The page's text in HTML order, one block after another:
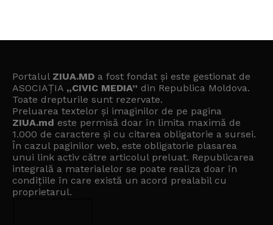
Portalul ZIUA.MD a fost fondat și este gestionat de
ASOCIAȚIA „CIVIC MEDIA” din Republica Moldova.
Toate drepturile sunt rezervate.
Preluarea textelor și imaginilor de pe pagina
ZIUA.md este permisă doar în limita maximă de
1.000 de caractere și cu citarea obligatorie a sursei.
În cazul paginilor web, este obligatorie plasarea
unui link activ către articolul preluat. Republicarea
integrală a materialelor se poate realiza doar în
condițiile în care există un acord prealabil cu
proprietarul.